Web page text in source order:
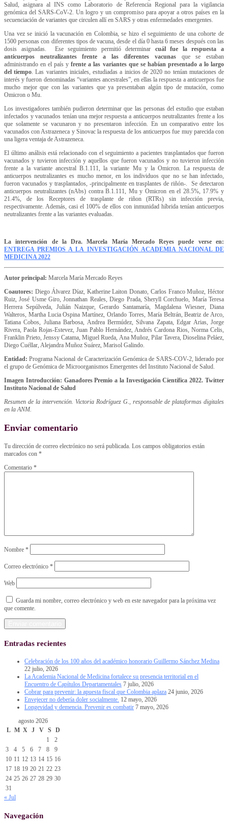
Salud, asignara al INS como Laboratorio de Referencia Regional para la vigilancia
genómica del SARS-CoV-2. Un logro y un compromiso para apoyar a otros países en la
secuenciación de variantes que circulen allí en SARS y otras enfermedades emergentes.
Una vez se inició la vacunación en Colombia, se hizo el seguimiento de una cohorte de
1500 personas con diferentes tipos de vacuna, desde el día 0 hasta 6 meses después con las
dosis asignadas. Ese seguimiento permitió determinar cuál fue la respuesta a
anticuerpos neutralizantes frente a las diferentes vacunas que se estaban
administrando en el país yfrente a las variantes que se habían presentado a lo largo
del tiempo . Las variantes iniciales, estudiadas a inicios de 2020 no tenían mutaciones de
interés y fueron denominadas “variantes ancestrales”, en ellas la respuesta a anticuerpos fue
mucho mejor que con las variantes que ya presentaban algún tipo de mutación, como
Omicron o Mu.
Los investigadores también pudieron determinar que las personas del estudio que estaban
infectados y vacunados tenían una mejor respuesta a anticuerpos neutralizantes frente a los
que solamente se vacunaron y no presentaron infección. En un comparativo entre los
vacunados con Astrazeneca y Sinovac la respuesta de los anticuerpos fue muy parecida con
una ligera ventaja de Astrazeneca.
El último análisis está relacionado con el seguimiento a pacientes trasplantados que fueron
vacunados y tuvieron infección y aquellos que fueron vacunados y no tuvieron infección
frente a la variante ancestral B.1.111, la variante Mu y la Omicron. La respuesta de
anticuerpos neutralizantes es mucho menor, en los individuos que no se han infectado,
fueron vacunados y trasplantados, -principalmente en trasplantes de riñón-. Se detectaron
anticuerpos neutralizantes (nAbs) contra B.1.111, Mu y Omicron en el 28.5%, 17.9% y
21.4%, de los Receptores de trasplante de riñon (RTRs) sin infección previa,
respectivamente. Además, casi el 100% de ellos con inmunidad híbrida tenían anticuerpos
neutralizantes frente a las variantes evaluadas.
La intervención de la Dra. Marcela María Mercado Reyes puede verse en:
ENTREGA PREMIOS A LA INVESTIGACIÓN ACADEMIA NACIONAL DE
MEDICINA 2022
Autor principal: Marcela María Mercado Reyes
Coautores: Diego Álvarez Díaz, Katherine Laiton Donato, Carlos Franco Muñoz, Héctor
Ruiz, José Usme Giro, Jonnathan Reales, Diego Prada, Sheryll Corchuelo, María Teresa
Herrera Sepúlveda, Julián Naizque, Gerardo Santamaría, Magdalena Wiesner, Diana
Walteros, Martha Lucia Ospina Martínez, Orlando Torres, María Beltrán, Beatriz de Arco,
Tatiana Cobos, Juliana Barbosa, Andrea Bermúdez, Silvana Zapata, Edgar Arias, Jorge
Rivera, Paola Rojas-Estevez, Juan Pablo Hernández, Andrés Cardona Rios, Norma Celis,
Franklin Prieto, Jenssy Catama, Miguel Rueda, Ana Muñoz, Pilar Tavera, Dioselina Peláez,
Diego Cuéllar, Alejandra Muñoz Suárez, Marisol Galindo.
Entidad: Programa Nacional de Caracterización Genómica de SARS-COV-2, liderado por
el grupo de Genómica de Microorganismos Emergentes del Instituto Nacional de Salud.
Imagen Introducción: Ganadores Premio a la Investigación Científica 2022. Twitter
Instituto Nacional de Salud
Resumen de la intervención. Victoria Rodríguez G., responsable de plataformas digitales
en la ANM.
Enviar comentario
Tu dirección de correo electrónico no será publicada. Los campos obligatorios están
marcados con *
Comentario *
Nombre *
Correo electrónico *
Web
Guarda mi nombre, correo electrónico y web en este navegador para la próxima vez
que comente.
Entradas recientes
Celebración de los 100 años del académico honorario Guillermo Sánchez Medina
22 julio, 2026
La Academia Nacional de Medicina fortalece su presencia territorial en el
Encuentro de Capítulos Departamentales 7 julio, 2026
Cobrar para prevenir: la apuesta fiscal que Colombia aplaza 24 junio, 2026
Envejecer no debería doler socialmente. 12 mayo, 2026
Longevidad y demencia. Prevenir es combatir 7 mayo, 2026
agosto 2026
L M X J V S
D
1
2
3
4 5 6 7 8
9
10 11 12 13 14 15 16
17 18 19 20 21 22 23
24 25 26 27 28 29 30
31
« Jul
Navegación